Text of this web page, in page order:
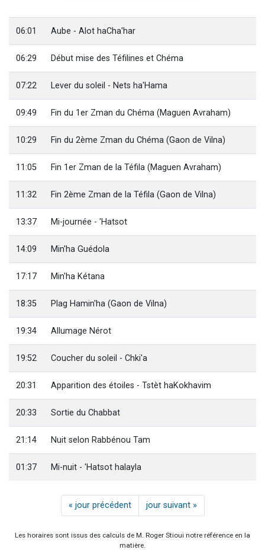
30 personnes viennent de faire un don pour Sauvez la jambe de Yohan
Il reste 49 places pour étudier en groupe sur Zoom
12 nouvelles musiques dans Torah-Box Music
06:01 Aube - Alot haCha'har
06:29 Début mise des Téfilines et Chéma
07:22 Lever du soleil - Nets ha'Hama
09:49 Fin du 1er Zman du Chéma (Maguen Avraham)
10:29 Fin du 2ème Zman du Chéma (Gaon de Vilna)
11:05 Fin 1er Zman de la Téfila (Maguen Avraham)
11:32 Fin 2ème Zman de la Téfila (Gaon de Vilna)
13:37 Mi-journée - 'Hatsot
14:09 Min'ha Guédola
17:17 Min'ha Kétana
18:35 Plag Hamin'ha (Gaon de Vilna)
19:34 Allumage Nérot
19:52 Coucher du soleil - Chki'a
20:31 Apparition des étoiles - Tstèt haKokhavim
20:33 Sortie du Chabbat
21:14 Nuit selon Rabbénou Tam
01:37 Mi-nuit - 'Hatsot halayla
« jour précédent jour suivant »
Les horaires sont issus des calculs de M. Roger Stioui notre référence en la
matière.